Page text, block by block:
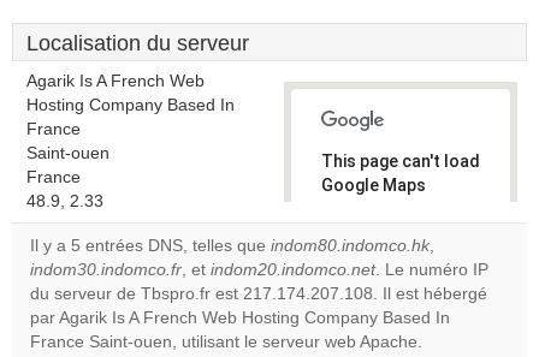
Localisation du serveur
Agarik Is A French Web
Hosting Company Based In
France
Saint-ouen
France
48.9, 2.33
This page can't load
Google Maps
Do you
website?
OK
Il y a 5 entrées DNS, telles que indom80.indomco.hk,
indom30.indomco.fr, et indom20.indomco.net. Le numéro IP
du serveur de Tbspro.fr est 217.174.207.108. Il est hébergé
par Agarik Is A French Web Hosting Company Based In
France Saint-ouen, utilisant le serveur web Apache.